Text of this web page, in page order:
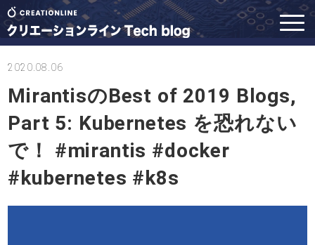
2020.08.06
MirantisのBest of 2019 Blogs,
Part 5: Kubernetes を恐れない
で！ #mirantis #docker
#kubernetes #k8s